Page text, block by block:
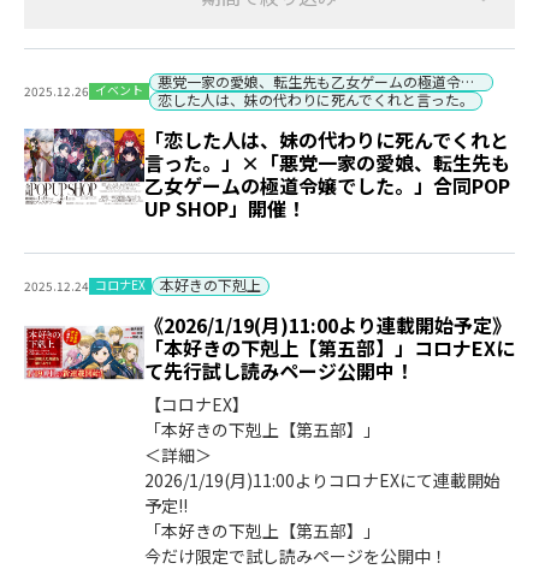
2025.12.26 イベント
悪党一家の愛娘、転生先も乙女ゲームの極道令嬢でした。
恋した人は、妹の代わりに死んでくれと言った。
「恋した人は、妹の代わりに死んでくれと
言った。」×「悪党一家の愛娘、転生先も
乙女ゲームの極道令嬢でした。」合同POP
UP SHOP」開催！
2025.12.24 コロナEX 本好きの下剋上
《2026/1/19(月)11:00より連載開始予定》
「本好きの下剋上【第五部】」コロナEXに
て先行試し読みページ公開中！
【コロナEX】
「本好きの下剋上【第五部】」
＜詳細＞
2026/1/19(月)11:00よりコロナEXにて連載開始
予定!!
「本好きの下剋上【第五部】」
今だけ限定で試し読みページを公開中！